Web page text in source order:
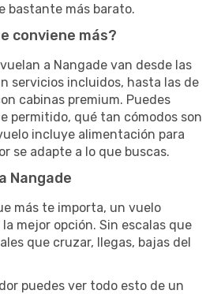
bastante más barato.
conviene más?
a Nangade van desde las
servicios incluidos, hasta las de
cabinas premium. Puedes
permitido, qué tan cómodos son
incluye alimentación para
se adapte a lo que buscas.
Nangade
más te importa, un vuelo
mejor opción. Sin escalas que
que cruzar, llegas, bajas del
puedes ver todo esto de un